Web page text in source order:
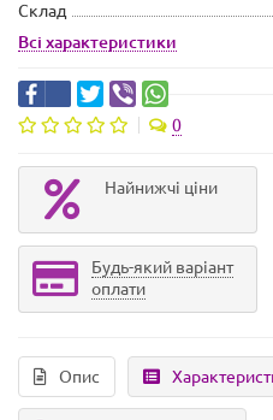
Склад
Всі характеристики
0
Найнижчі ціни
Будь-який варіант
оплати
Опис